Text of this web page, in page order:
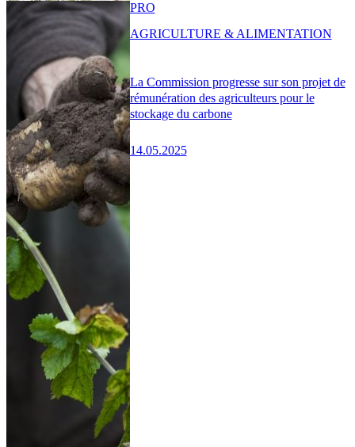
La Commission progresse sur son projet de
rémunération des agriculteurs pour le
stockage du carbone
14.05.2025
PRO
AGRICULTURE & ALIMENTATION